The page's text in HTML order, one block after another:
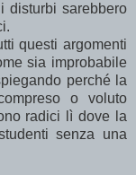
disturbi sarebbero
questi argomenti
sia improbabile
perché la
o voluto
radici lì dove la
senza una